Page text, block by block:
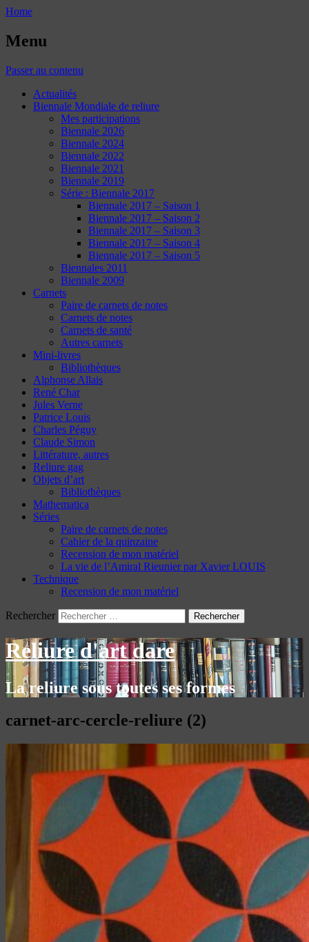
Home
Menu
Passer au contenu
Actualités
Biennale Mondiale de reliure
Mes participations
Biennale 2026
Biennale 2024
Biennale 2022
Biennale 2021
Biennale 2019
Série : Biennale 2017
Biennale 2017 – Saison 1
Biennale 2017 – Saison 2
Biennale 2017 – Saison 3
Biennale 2017 – Saison 4
Biennale 2017 – Saison 5
Biennales 2011
Biennale 2009
Carnets
Paire de carnets de notes
Carnets de notes
Carnets de santé
Autres carnets
Mini-livres
Bibliothèques
Alphonse Allais
René Char
Jules Verne
Patrice Louis
Charles Péguy
Claude Simon
Littérature, autres
Reliure gag
Objets d’art
Bibliothèques
Mathematica
Séries
Paire de carnets de notes
Cahier de la quinzaine
Recension de mon matériel
La vie de l’Amiral Rieunier par Xavier LOUIS
Technique
Recension de mon matériel
Rechercher
Reliure d'art dare
La reliure sous toutes ses formes
carnet-arc-cercle-reliure (2)